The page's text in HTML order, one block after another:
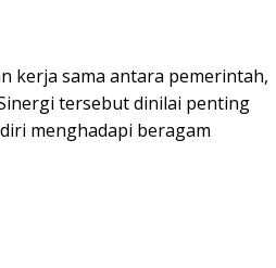
kerja sama antara pemerintah,
tersebut dinilai penting
menghadapi beragam